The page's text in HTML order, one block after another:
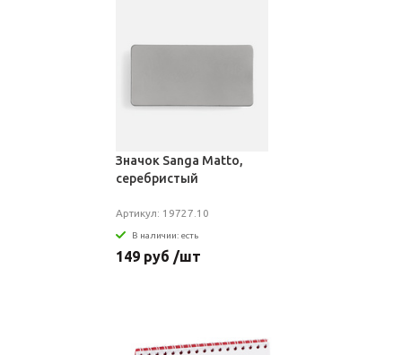
Значок Sanga Matto,
серебристый
Артикул: 19727.10
В наличии: есть
149 руб /шт